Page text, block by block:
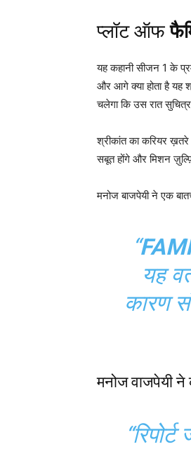
प्लॉट ऑफ
यह कहानी सीजन 1 के
और आगे क्या होता है यह
चलेगा कि उस रात
श्रीकांत का करियर ख़तरे
सबूत होंगे और मिशन
मनोज बाजपेयी ने एक
“
यह
कारण
मनोज वाजपेयी ने